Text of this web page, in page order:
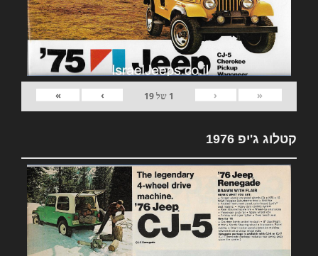
«
‹
1 של19
›
»
קטלוג ג'יפ 1976